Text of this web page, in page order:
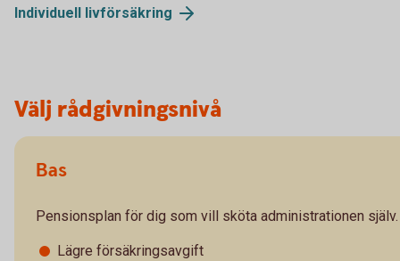
Individuell livförsäkring
Välj rådgivningsnivå
Bas
Pensionsplan för dig som vill sköta administrationen själv.
Lägre försäkringsavgift